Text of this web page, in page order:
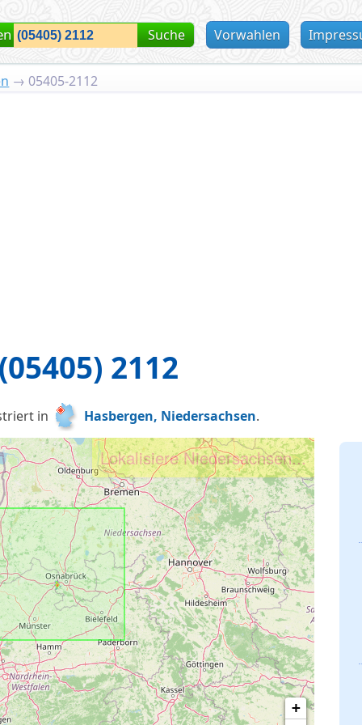
Suche Vorwahlen
→ 05405-2112
2112
in Hasbergen, Niedersachsen.
+
Lokalisiere Niedersachsen...